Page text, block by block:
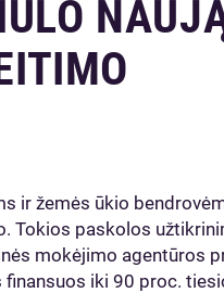
ir žemės ūkio
Tokios paskolos
mokėjimo agentūros
iki 90 proc.